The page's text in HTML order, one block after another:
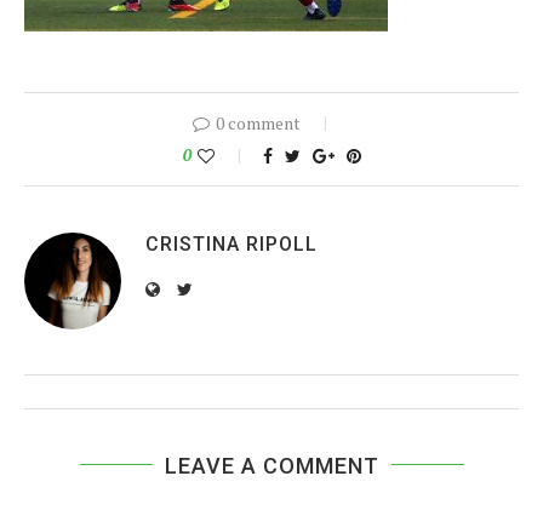
0 comment
0
CRISTINA RIPOLL
LEAVE A COMMENT